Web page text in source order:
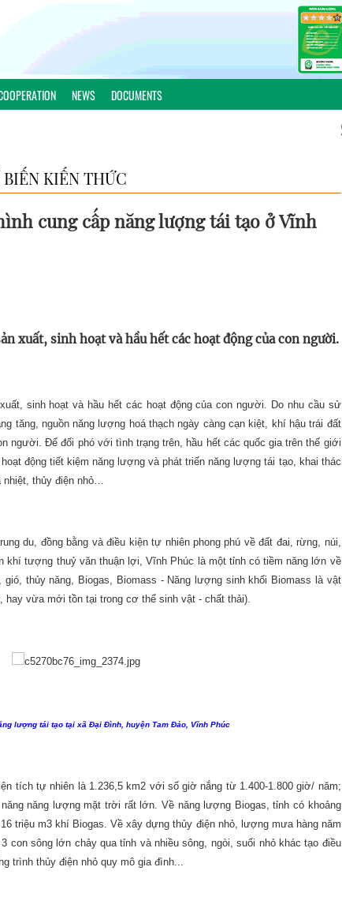
NEWS DOCUMENTS
BIẾN KIẾN THỨC
cung cấp năng lượng tái tạo ở Vĩnh
xuất, sinh hoạt và hầu hết các hoạt động của con người.
sinh hoạt và hầu hết các hoạt động của con người. Do nhu cầu sử
tăng, nguồn năng lượng hoá thạch ngày càng cạn kiệt, khí hậu trái đất
người. Để đối phó với tình trạng trên, hầu hết các quốc gia trên thế giới
động tiết kiệm năng lượng và phát triển năng lượng tái tạo, khai thác
nhiệt, thủy điện nhỏ…
du, đồng bằng và điều kiện tự nhiên phong phú về đất đai, rừng, núi,
khí tượng thuỷ văn thuận lợi, Vĩnh Phúc là một tỉnh có tiềm năng lớn về
thủy năng, Biogas, Biomass - Năng lượng sinh khối Biomass là vật
vừa mới tồn tại trong cơ thể sinh vật - chất thải).
lượng tái tạo tại xã Đại Đình, huyện Tam Đảo, Vĩnh Phúc
tích tự nhiên là 1.236,5 km2 với số giờ nắng từ 1.400-1.800 giờ/ năm;
năng lượng mặt trời rất lớn. Về năng lượng Biogas, tỉnh có khoảng
triệu m3 khí Biogas. Về xây dựng thủy điện nhỏ, lượng mưa hàng năm
con sông lớn chảy qua tỉnh và nhiều sông, ngòi, suối nhỏ khác tạo điều
trình thủy điện nhỏ quy mô gia đình...